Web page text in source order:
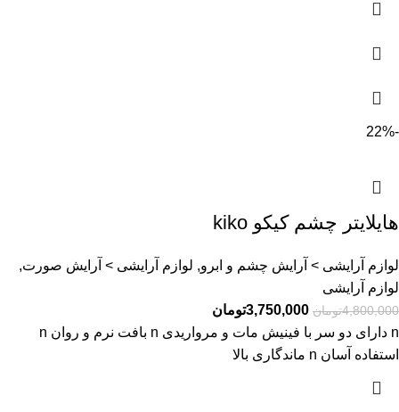
-22%
هایلایتر چشم کیکو kiko
لوازم آرایشی > آرایش چشم و ابرو, لوازم آرایشی > آرایش صورت,
لوازم آرایشی
4,800,000تومان 3,750,000تومان
n دارای دو سر با فینیش مات و مرواریدی n بافت نرم و روان n
استفاده آسان n ماندگاری بالا